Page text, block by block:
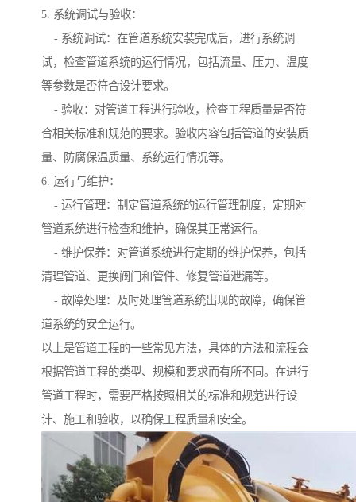
5. 系统调试与验收：
- 系统调试：在管道系统安装完成后，进行系统调
试，检查管道系统的运行情况，包括流量、压力、温度
等参数是否符合设计要求。
- 验收：对管道工程进行验收，检查工程质量是否符
合相关标准和规范的要求。验收内容包括管道的安装质
量、防腐保温质量、系统运行情况等。
6. 运行与维护：
- 运行管理：制定管道系统的运行管理制度，定期对
管道系统进行检查和维护，确保其正常运行。
- 维护保养：对管道系统进行定期的维护保养，包括
清理管道、更换阀门和管件、修复管道泄漏等。
- 故障处理：及时处理管道系统出现的故障，确保管
道系统的安全运行。
以上是管道工程的一些常见方法，具体的方法和流程会
根据管道工程的类型、规模和要求而有所不同。在进行
管道工程时，需要严格按照相关的标准和规范进行设
计、施工和验收，以确保工程质量和安全。